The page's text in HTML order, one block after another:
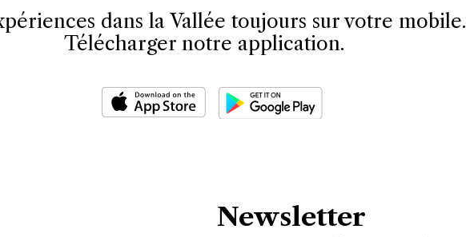
dans la Vallée toujours sur votre mobile.
Télécharger notre application.
Newsletter